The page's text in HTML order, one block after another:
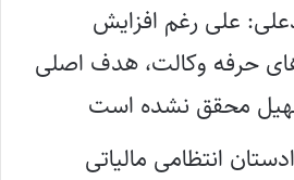
علی رغم افزایش
حرفه وکالت، هدف اصلی
محقق نشده است
انتظامی مالیاتی